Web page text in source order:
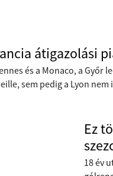
átigazolási
és a Monaco, a
sem pedig a Lyon
Ez
18 év